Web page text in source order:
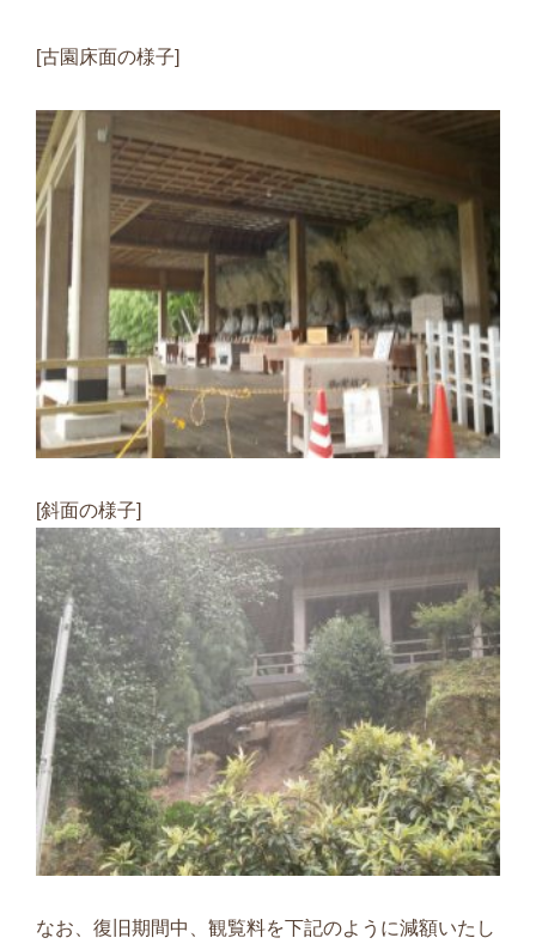
[古園床面の様子]
[斜面の様子]
なお、復旧期間中、観覧料を下記のように減額いたし